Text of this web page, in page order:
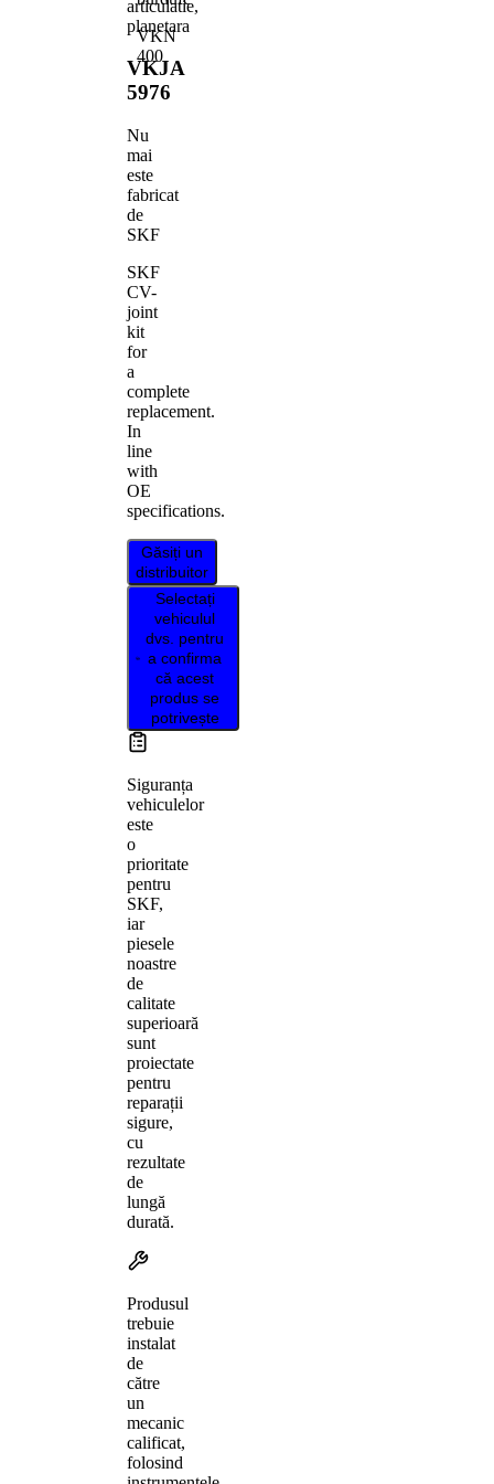
articulatie,
planetara
VKJA
5976
Nu
mai
este
fabricat
de
SKF
SKF
CV-
joint
kit
for
a
complete
replacement.
In
line
with
OE
specifications.
Găsiți un
distribuitor
Selectați
vehiculul
dvs. pentru
a confirma
că acest
produs se
potrivește
Siguranța
vehiculelor
este
o
prioritate
pentru
SKF,
iar
piesele
noastre
de
calitate
superioară
sunt
proiectate
pentru
reparații
sigure,
cu
rezultate
de
lungă
durată.
Produsul
trebuie
instalat
de
către
un
mecanic
calificat,
folosind
VKN
400